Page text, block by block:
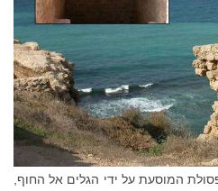
המוסעת על ידי הגלים אל החוף